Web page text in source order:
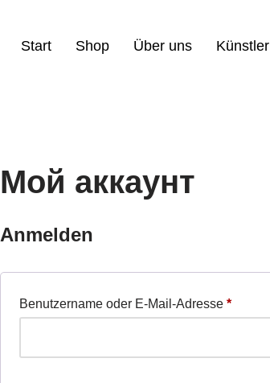
Start Shop Über uns Künstler
Мой аккаунт
Anmelden
Benutzername oder E-Mail-Adresse *